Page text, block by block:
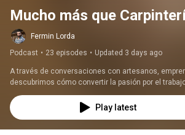
Mucho más que
Fermin Lorda
Podcast • 23 episodes • Updated 3 days ago
A través de conversaciones con artesanos,
descubrimos cómo convertir la pasión por el
estilo de vida . Historias, estrategias e inspiración
más allá del oficio y transformar su pasión en una
vida.
Play latest